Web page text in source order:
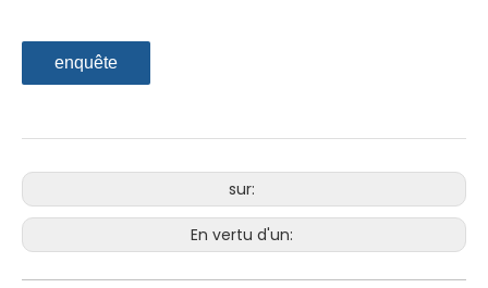
enquête
sur:
En vertu d'un: